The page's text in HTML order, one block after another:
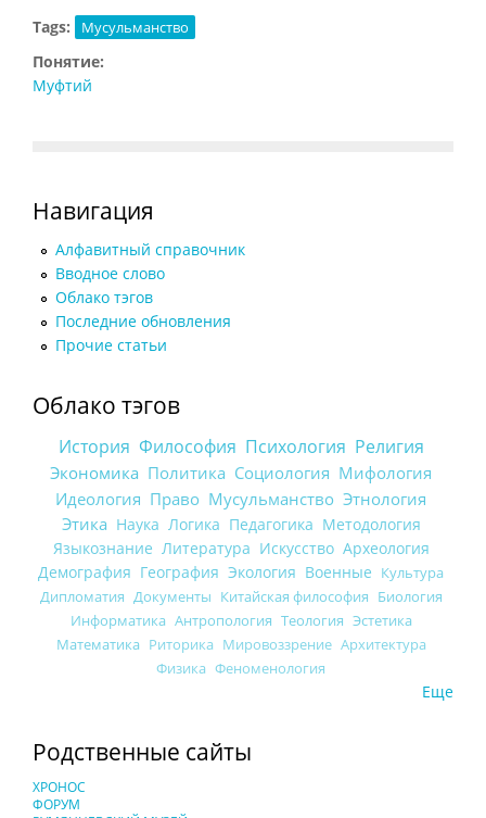
Tags: Мусульманство
Понятие:
Муфтий
Навигация
Алфавитный справочник
Вводное слово
Облако тэгов
Последние обновления
Прочие статьи
Облако тэгов
История Философия Психология Религия
Экономика Политика Социология Мифология
Идеология Право Мусульманство Этнология
Этика Наука Логика Педагогика Методология
Языкознание Литература Искусство Археология
Демография География Экология Военные Культура
Дипломатия Документы Китайская философия Биология
Информатика Антропология Теология Эстетика
Математика Риторика Мировоззрение Архитектура
Физика Феноменология
Еще
Родственные сайты
ХРОНОС
ФОРУМ